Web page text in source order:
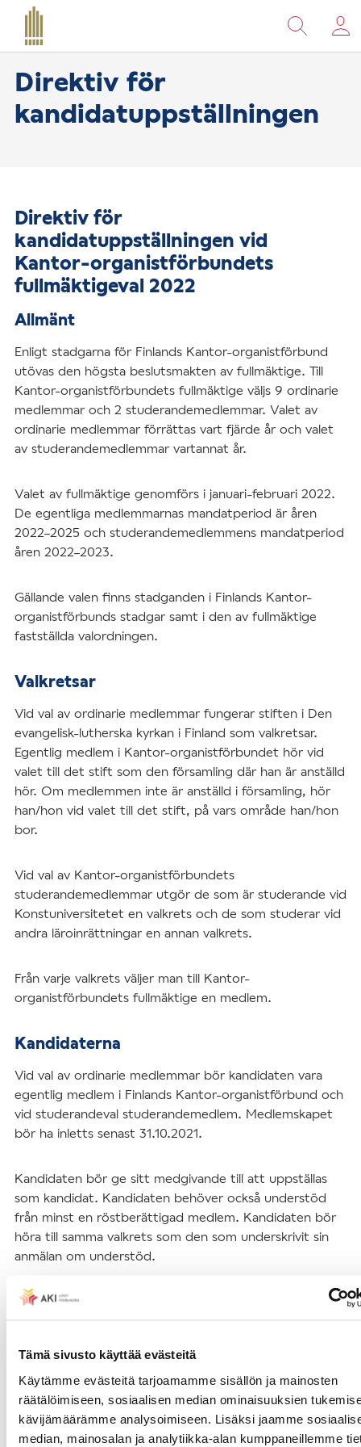
Tämä sivusto käyttää evästeitä
Käytämme evästeitä tarjoamamme sisällön ja mainosten
räätälöimiseen, sosiaalisen median ominaisuuksien
kävijämäärämme analysoimiseen. Lisäksi jaamme
median, mainosalan ja analytiikka-alan kumppaneillemme
Bläddra
innehåll
Hemsida
Direktiv för
kandidatuppställningen
Direktiv för
kandidatuppställningen vid
Kantor-organistförbundets
fullmäktigeval 2022
Allmänt
Enligt stadgarna för Finlands Kantor-organistförbund
utövas den högsta beslutsmakten av fullmäktige. Till
Kantor-organistförbundets fullmäktige väljs 9 ordinarie
medlemmar och 2 studerandemedlemmar. Valet av
ordinarie medlemmar förrättas vart fjärde år och valet
av studerandemedlemmar vartannat år.
Valet av fullmäktige genomförs i januari-februari 2022.
De egentliga medlemmarnas mandatperiod är åren
2022–2025 och studerandemedlemmens mandatperiod
åren 2022–2023.
Gällande valen finns stadganden i Finlands Kantor-
organistförbunds stadgar samt i den av fullmäktige
fastställda valordningen.
Valkretsar
Vid val av ordinarie medlemmar fungerar stiften i Den
evangelisk-lutherska kyrkan i Finland som valkretsar.
Egentlig medlem i Kantor-organistförbundet hör vid
valet till det stift som den församling där han är anställd
hör. Om medlemmen inte är anställd i församling, hör
han/hon vid valet till det stift, på vars område han/hon
bor.
Vid val av Kantor-organistförbundets
studerandemedlemmar utgör de som är studerande vid
Konstuniversitetet en valkrets och de som studerar vid
andra läroinrättningar en annan valkrets.
Från varje valkrets väljer man till Kantor-
organistförbundets fullmäktige en medlem.
Kandidaterna
Vid val av ordinarie medlemmar bör kandidaten vara
egentlig medlem i Finlands Kantor-organistförbund och
vid studerandeval studerandemedlem. Medlemskapet
bör ha inletts senast 31.10.2021.
Kandidaten bör ge sitt medgivande till att uppställas
som kandidat. Kandidaten behöver också understöd
från minst en röstberättigad medlem. Kandidaten bör
höra till samma valkrets som den som underskrivit sin
anmälan om understöd.
De understödande
minst en röstberättigad medlem. Den understödande
En medlem får vid kandidatuppställningen understöda
högst två valbara medlemmar.